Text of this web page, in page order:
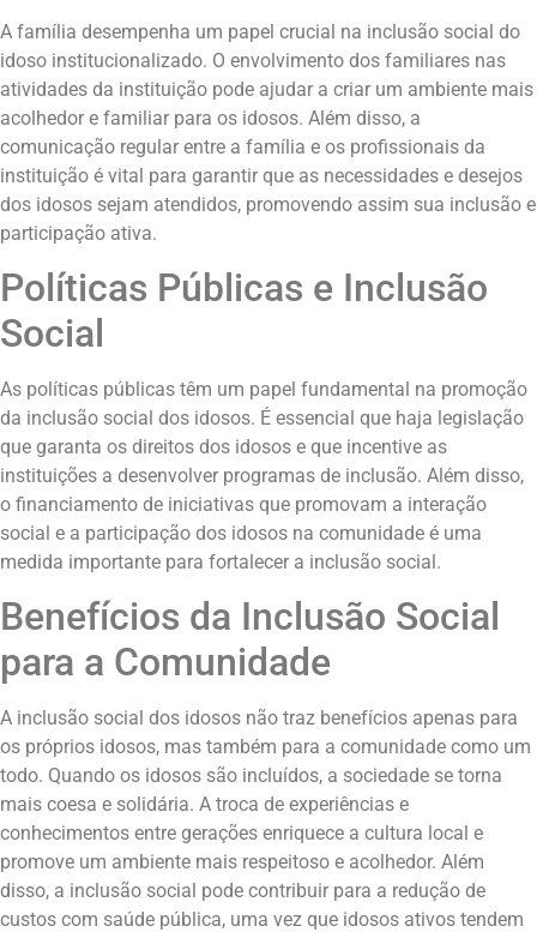
A família desempenha um papel crucial na inclusão social do
idoso institucionalizado. O envolvimento dos familiares nas
atividades da instituição pode ajudar a criar um ambiente mais
acolhedor e familiar para os idosos. Além disso, a
comunicação regular entre a família e os profissionais da
instituição é vital para garantir que as necessidades e desejos
dos idosos sejam atendidos, promovendo assim sua inclusão e
participação ativa.
Políticas Públicas e Inclusão
Social
As políticas públicas têm um papel fundamental na promoção
da inclusão social dos idosos. É essencial que haja legislação
que garanta os direitos dos idosos e que incentive as
instituições a desenvolver programas de inclusão. Além disso,
o financiamento de iniciativas que promovam a interação
social e a participação dos idosos na comunidade é uma
medida importante para fortalecer a inclusão social.
Benefícios da Inclusão Social
para a Comunidade
A inclusão social dos idosos não traz benefícios apenas para
os próprios idosos, mas também para a comunidade como um
todo. Quando os idosos são incluídos, a sociedade se torna
mais coesa e solidária. A troca de experiências e
conhecimentos entre gerações enriquece a cultura local e
promove um ambiente mais respeitoso e acolhedor. Além
disso, a inclusão social pode contribuir para a redução de
custos com saúde pública, uma vez que idosos ativos tendem